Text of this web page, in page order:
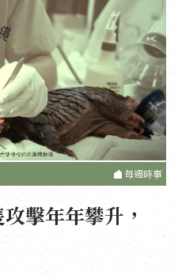
每週時事
擊年年攀升，